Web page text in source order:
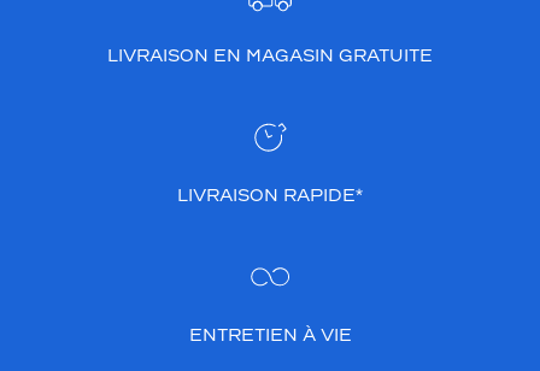
LIVRAISON EN MAGASIN GRATUITE
LIVRAISON RAPIDE*
ENTRETIEN À VIE